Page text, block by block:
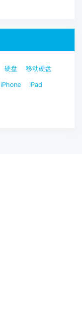
硬盘 移动硬盘
iPhone iPad